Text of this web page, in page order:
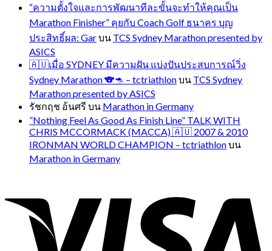
“ความตั้งใจและการพัฒนาทีละขั้นจะทำให้คุณเป็น
Marathon Finisher” คุยกับ Coach Golf ธนาคร บุญ
ประสิทธิ์ผล: Garบน TCS Sydney Marathon presented by
ASICS
🇦🇺เมื่อ SYDNEY มีความฝัน แบ่งปันประสบการณ์วิ่ง
Sydney Marathon 🐨🦘 – tctriathlonบน TCS Sydney
Marathon presented by ASICS
รัชกฤช อ้นศรี บน Marathon in Germany
”Nothing Feel As Good As Finish Line” TALK WITH
CHRIS MCCORMACK (MACCA) 🇦🇺 2007 & 2010
IRONMAN WORLD CHAMPION – tctriathlonบน
Marathon in Germany